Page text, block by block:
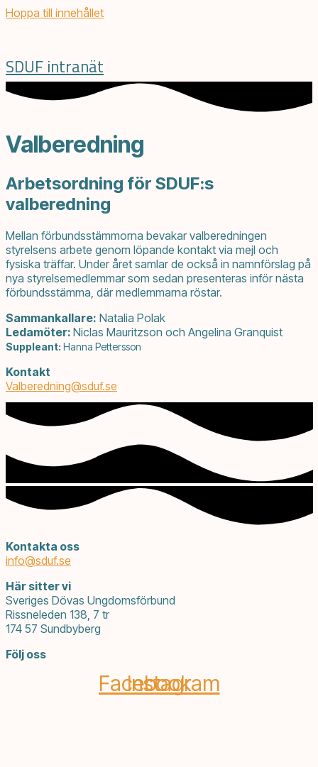
Hoppa till innehållet
SDUF intranät
Valberedning
Arbetsordning för SDUF:s
valberedning
Mellan förbundsstämmorna bevakar valberedningen
styrelsens arbete genom löpande kontakt via mejl och
fysiska träffar. Under året samlar de också in namnförslag på
nya styrelsemedlemmar som sedan presenteras inför nästa
förbundsstämma, där medlemmarna röstar.
Sammankallare: Natalia Polak
Ledamöter: Niclas Mauritzson och Angelina Granquist
Suppleant: Hanna Pettersson
Kontakt
Valberedning@sduf.se
Kontakta oss
info@sduf.se
Här sitter vi
Sveriges Dövas Ungdomsförbund
Rissneleden 138, 7 tr
174 57 Sundbyberg
Följ oss
Facebook
Instagram